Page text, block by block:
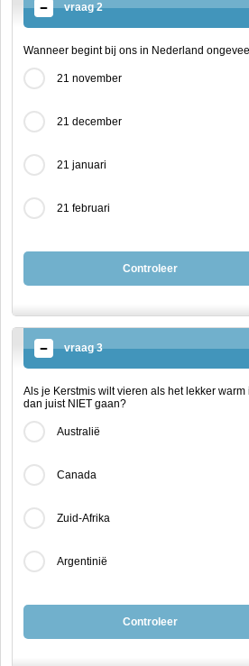
vraag 2
Wanneer begint bij ons in Nederland
21 november
21 december
21 januari
21 februari
Controleer
vraag 3
Als je Kerstmis wilt vieren als het lekker
dan juist NIET gaan?
Australië
Canada
Zuid-Afrika
Argentinië
Controleer